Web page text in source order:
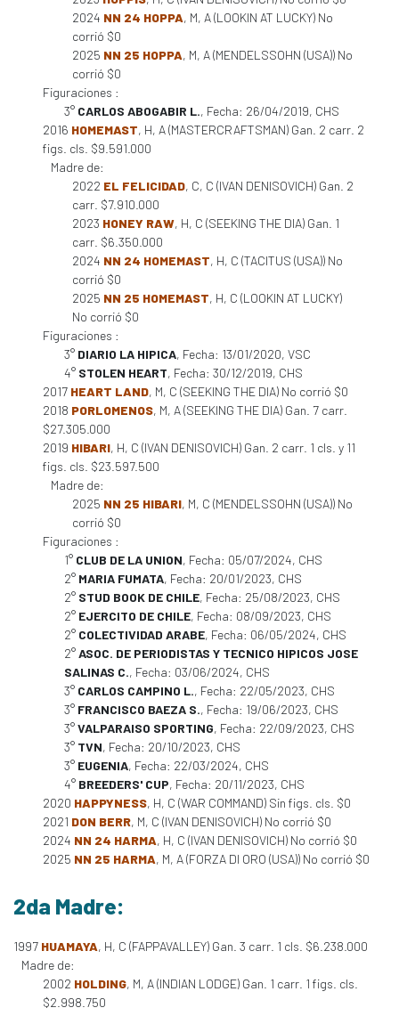
2024 NN 24 HOPPA, M, A (LOOKIN AT LUCKY) No
corrió $0
2025 NN 25 HOPPA, M, A (MENDELSSOHN (USA)) No
corrió $0
Figuraciones :
3° CARLOS ABOGABIR L., Fecha: 26/04/2019, CHS
2016 HOMEMAST, H, A (MASTERCRAFTSMAN) Gan. 2 carr. 2
figs. cls. $9.591.000
Madre de:
2022 EL FELICIDAD, C, C (IVAN DENISOVICH) Gan. 2
carr. $7.910.000
2023 HONEY RAW, H, C (SEEKING THE DIA) Gan. 1
carr. $6.350.000
2024 NN 24 HOMEMAST, H, C (TACITUS (USA)) No
corrió $0
2025 NN 25 HOMEMAST, H, C (LOOKIN AT LUCKY)
No corrió $0
Figuraciones :
3° DIARIO LA HIPICA, Fecha: 13/01/2020, VSC
4° STOLEN HEART, Fecha: 30/12/2019, CHS
2017 HEART LAND, M, C (SEEKING THE DIA) No corrió $0
2018 PORLOMENOS, M, A (SEEKING THE DIA) Gan. 7 carr.
$27.305.000
2019 HIBARI, H, C (IVAN DENISOVICH) Gan. 2 carr. 1 cls. y 11
figs. cls. $23.597.500
Madre de:
2025 NN 25 HIBARI, M, C (MENDELSSOHN (USA)) No
corrió $0
Figuraciones :
1° CLUB DE LA UNION, Fecha: 05/07/2024, CHS
2° MARIA FUMATA, Fecha: 20/01/2023, CHS
2° STUD BOOK DE CHILE, Fecha: 25/08/2023, CHS
2° EJERCITO DE CHILE, Fecha: 08/09/2023, CHS
2° COLECTIVIDAD ARABE, Fecha: 06/05/2024, CHS
2°ASOC. DE PERIODISTAS Y TECNICO HIPICOS JOSE
SALINAS C., Fecha: 03/06/2024, CHS
3° CARLOS CAMPINO L., Fecha: 22/05/2023, CHS
3° FRANCISCO BAEZA S., Fecha: 19/06/2023, CHS
3°VALPARAISO SPORTING, Fecha: 22/09/2023, CHS
3° TVN, Fecha: 20/10/2023, CHS
3° EUGENIA, Fecha: 22/03/2024, CHS
4° BREEDERS' CUP, Fecha: 20/11/2023, CHS
2020 HAPPYNESS, H, C (WAR COMMAND) Sin figs. cls. $0
2021 DON BERR, M, C (IVAN DENISOVICH) No corrió $0
2024 NN 24 HARMA, H, C (IVAN DENISOVICH) No corrió $0
2025 NN 25 HARMA, M, A (FORZA DI ORO (USA)) No corrió $0
2da Madre:
1997 HUAMAYA, H, C (FAPPAVALLEY) Gan. 3 carr. 1 cls. $6.238.000
Madre de:
2002 HOLDING, M, A (INDIAN LODGE) Gan. 1 carr. 1 figs. cls.
$2.998.750